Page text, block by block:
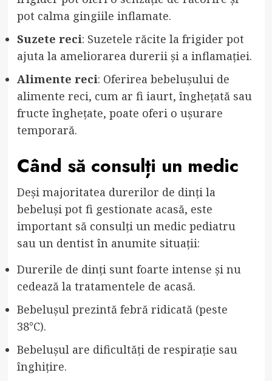
pot calma gingiile inflamate.
Suzete reci: Suzetele răcite la frigider pot
ajuta la ameliorarea durerii și a inflamației.
Alimente reci: Oferirea bebelușului de
alimente reci, cum ar fi iaurt, înghețată sau
fructe înghețate, poate oferi o ușurare
temporară.
Când să consulți un medic
Deși majoritatea durerilor de dinți la
bebeluși pot fi gestionate acasă, este
important să consulți un medic pediatru
sau un dentist în anumite situații:
Durerile de dinți sunt foarte intense și nu
cedează la tratamentele de acasă.
Bebelușul prezintă febră ridicată (peste
38°C).
Bebelușul are dificultăți de respirație sau
înghițire.